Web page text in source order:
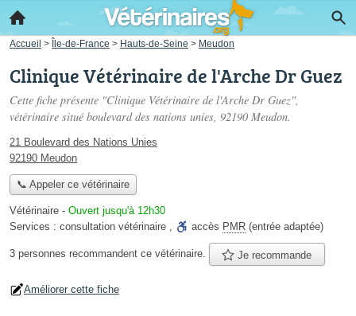
Accueil > Île-de-France > Hauts-de-Seine > Meudon
Clinique Vétérinaire de l'Arche Dr Guez
Cette fiche présente "Clinique Vétérinaire de l'Arche Dr Guez",
vétérinaire situé boulevard des nations unies, 92190 Meudon.
21 Boulevard des Nations Unies
92190 Meudon
📞 Appeler ce vétérinaire
Vétérinaire - Ouvert jusqu'à 12h30
Services : consultation vétérinaire , accès PMR (entrée adaptée)
3 personnes recommandent ce vétérinaire. Je recommande
Améliorer cette fiche